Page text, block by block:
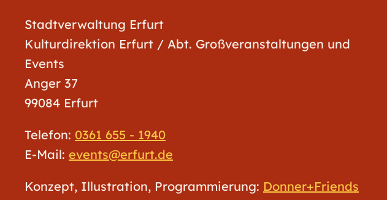
Stadtverwaltung Erfurt
Kulturdirektion Erfurt / Abt. Großveranstaltungen und
Events
Anger 37
99084 Erfurt
Telefon: 0361 655 - 1940
E-Mail: events@erfurt.de
Konzept, Illustration, Programmierung: Donner+Friends